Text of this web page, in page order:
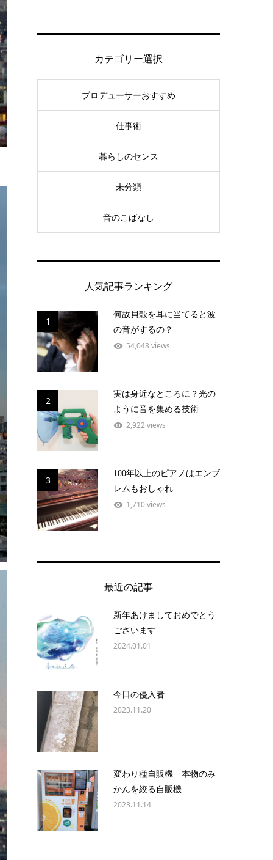
カテゴリー選択
プロデューサーおすすめ
仕事術
暮らしのセンス
未分類
音のこばなし
人気記事ランキング
1
何故貝殻を耳に当てると波
の音がするの？
54,048 views
2
実は身近なところに？光の
ように音を集める技術
2,922 views
3
100年以上のピアノはエンブ
レムもおしゃれ
1,710 views
最近の記事
新年あけましておめでとう
ございます
2024.01.01
今日の侵入者
2023.11.20
変わり種自販機 本物のみ
かんを絞る自販機
2023.11.14